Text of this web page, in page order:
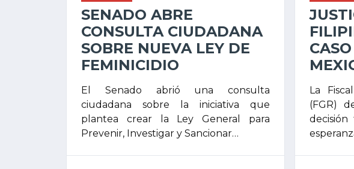
SENADO ABRE
CONSULTA CIUDADANA
SOBRE NUEVA LEY DE
FEMINICIDIO
El Senado abrió una consulta
ciudadana sobre la iniciativa que
plantea crear la Ley General para
Prevenir, Investigar y Sancionar…
La
(FGR)